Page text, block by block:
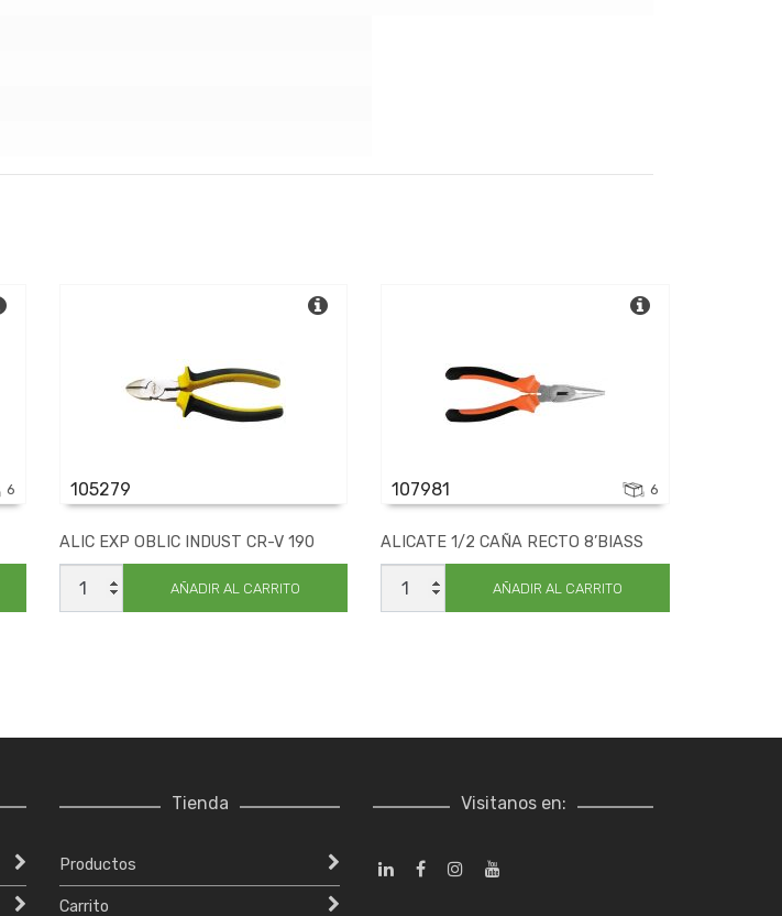
6 105279
ALIC EXP OBLIC INDUST CR-V 190
ALIC
EXP
OBLIC
AÑADIR AL CARRITO
107981 6
ALICATE 1/2 CAÑA RECTO 8’BIASS
ALICATE
1/2
CAÑA
AÑADIR AL CARRITO
Tienda
Productos
Carrito
Visitanos en: